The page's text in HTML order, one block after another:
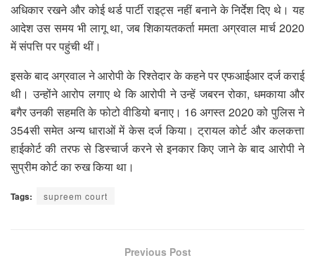
अधिकार रखने और कोई थर्ड पार्टी राइट्स नहीं बनाने के निर्देश दिए थे। यह
आदेश उस समय भी लागू था, जब शिकायतकर्ता ममता अग्रवाल मार्च 2020
में संपत्ति पर पहुंची थीं।
इसके बाद अग्रवाल ने आरोपी के रिश्तेदार के कहने पर एफआईआर दर्ज कराई
थी। उन्होंने आरोप लगाए थे कि आरोपी ने उन्हें जबरन रोका, धमकाया और
बगैर उनकी सहमति के फोटो वीडियो बनाए। 16 अगस्त 2020 को पुलिस ने
354सी समेत अन्य धाराओं में केस दर्ज किया। ट्रायल कोर्ट और कलकत्ता
हाईकोर्ट की तरफ से डिस्चार्ज करने से इनकार किए जाने के बाद आरोपी ने
सुप्रीम कोर्ट का रुख किया था।
Tags: supreem court
Previous Post